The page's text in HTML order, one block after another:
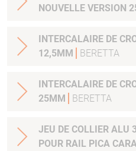
NOUVELLE VERSION
INTERCALAIRE DE
12,5MM
BERETTA
INTERCALAIRE DE
25MM
BERETTA
JEU DE COLLIER ALU
POUR RAIL PICA